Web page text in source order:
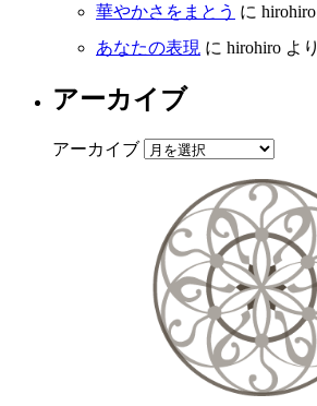
華やかさをまとう に hirohiro
あなたの表現 に hirohiro より
アーカイブ
アーカイブ